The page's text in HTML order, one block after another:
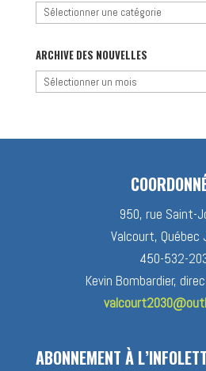
Chercher
catégorie
ARCHIVE DES NOUVELLES
Archive
950, rue Saint-
Valcourt, Québec
450-532-
Kevin Bombardier,
ABONNEMENT À